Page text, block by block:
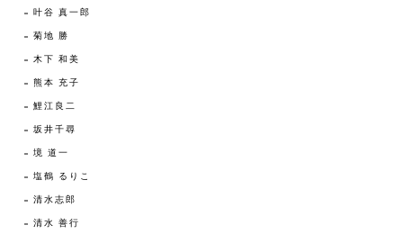
叶谷 真一郎
菊地 勝
木下 和美
熊本 充子
鯉江良二
坂井千尋
境 道一
塩鶴 るりこ
清水志郎
清水 善行